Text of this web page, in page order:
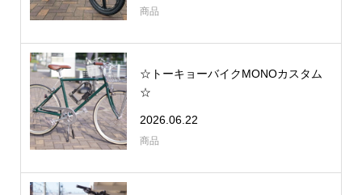
商品
☆トーキョーバイクMONOカスタム
☆
2026.06.22
商品